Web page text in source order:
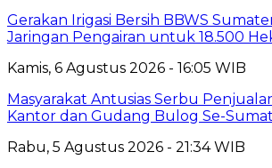
Gerakan Irigasi Bersih BBWS
Jaringan Pengairan untuk 18.500
Kamis, 6 Agustus 2026 - 16:05 WIB
Masyarakat Antusias Serbu
Kantor dan Gudang Bulog Se-
Rabu, 5 Agustus 2026 - 21:34 WIB